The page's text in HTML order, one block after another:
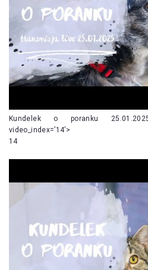
Kundelek o poranku
video_index=’14’>
14